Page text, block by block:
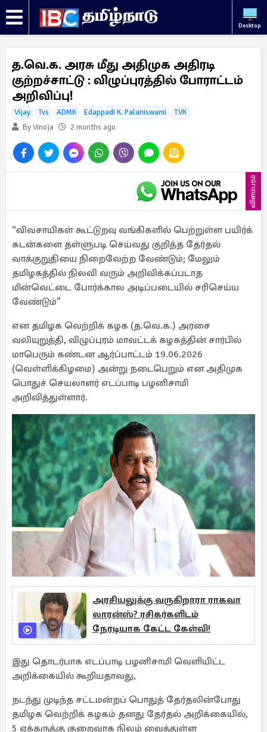
Desktop
த.வெ.க. அரசு மீது அதிமுக அதிரடி
குற்றச்சாட்டு : விழுப்புரத்தில் போராட்டம்
அறிவிப்பு!
Vijay Tvs ADMK Edappadi K. Palaniswami
TVK
By Vinoja
2 months ago
விளம்பரம்
“விவசாயிகள் கூட்டுறவு வங்கிகளில் பெற்றுள்ள பயிர்க்
கடன்களை தள்ளுபடி செய்வது குறித்த தேர்தல்
வாக்குறுதியை நிறைவேற்ற வேண்டும்; மேலும்
தமிழகத்தில் நிலவி வரும் அறிவிக்கப்படாத
மின்வெட்டை போர்க்கால அடிப்படையில் சரிசெய்ய
வேண்டும்”
என தமிழக வெற்றிக் கழக (த.வெ.க.) அரசை
வலியுறுத்தி, விழுப்புரம் மாவட்டக் கழகத்தின் சார்பில்
மாபெரும் கண்டன ஆர்ப்பாட்டம் 19.06.2026
(வெள்ளிக்கிழமை) அன்று நடைபெறும் என அதிமுக
பொதுச் செயலாளர் எடப்பாடி பழனிசாமி
அறிவித்துள்ளார்.
அரசியலுக்கு வருகிறாரா ராகவா
லாரன்ஸ்? ரசிகர்களிடம்
நேரடியாக கேட்ட கேள்வி!
இது தொடர்பாக எடப்பாடி பழனிசாமி வெளியிட்ட
அறிக்கையில் கூறியதாவது,
நடந்து முடிந்த சட்டமன்றப் பொதுத் தேர்தலின்போது
தமிழக வெற்றிக் கழகம் தனது தேர்தல் அறிக்கையில்,
5 ஏக்கருக்கு குறைவாக நிலம் வைத்துள்ள